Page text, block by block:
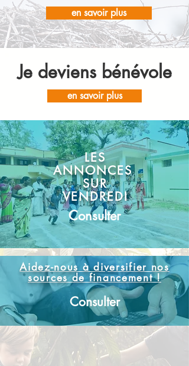
en savoir plus
Je deviens bénévole
en savoir plus
LES
ANNONCES
SUR
VENDREDI
Consulter
Aidez-nous à diversifier nos
sources de financement !
Consulter